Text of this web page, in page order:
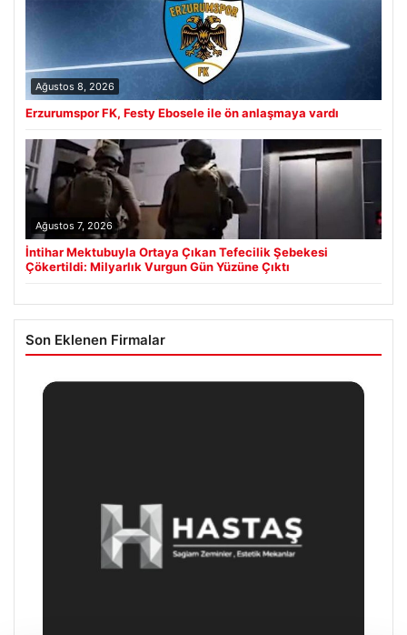
Ağustos 8, 2026
Erzurumspor FK, Festy Ebosele ile ön anlaşmaya vardı
Ağustos 7, 2026
İntihar Mektubuyla Ortaya Çıkan Tefecilik Şebekesi
Çökertildi: Milyarlık Vurgun Gün Yüzüne Çıktı
Son Eklenen Firmalar